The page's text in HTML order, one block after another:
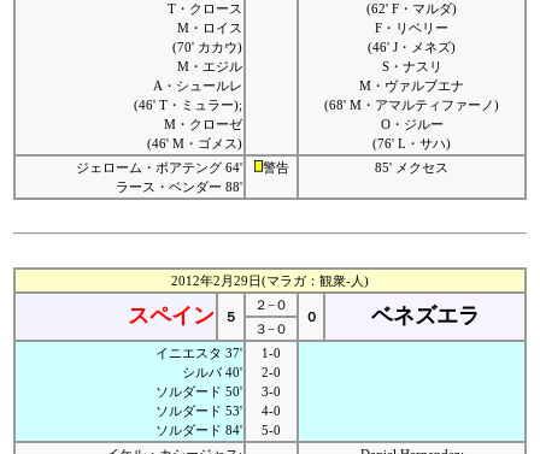
T・クロース
M・ロイス
(70' カカウ)
M・エジル
A・シュールレ
(46' T・ミュラー);
M・クローゼ
(46' M・ゴメス)
(62' F・マルダ)
F・リベリー
(46' J・メネズ)
S・ナスリ
M・ヴァルブエナ
(68' M・アマルティファーノ)
O・ジルー
(76' L・サハ)
ジェローム・ボアテング 64'
ラース・ベンダー 88'
警告 85' メクセス
2012年2月29日(マラガ：観衆-人)
スペイン ５
２−０
０
ベネズエラ
３−０
イニエスタ 37'
シルバ 40'
ソルダード 50'
ソルダード 53'
ソルダード 84'
1-0
2-0
3-0
4-0
5-0